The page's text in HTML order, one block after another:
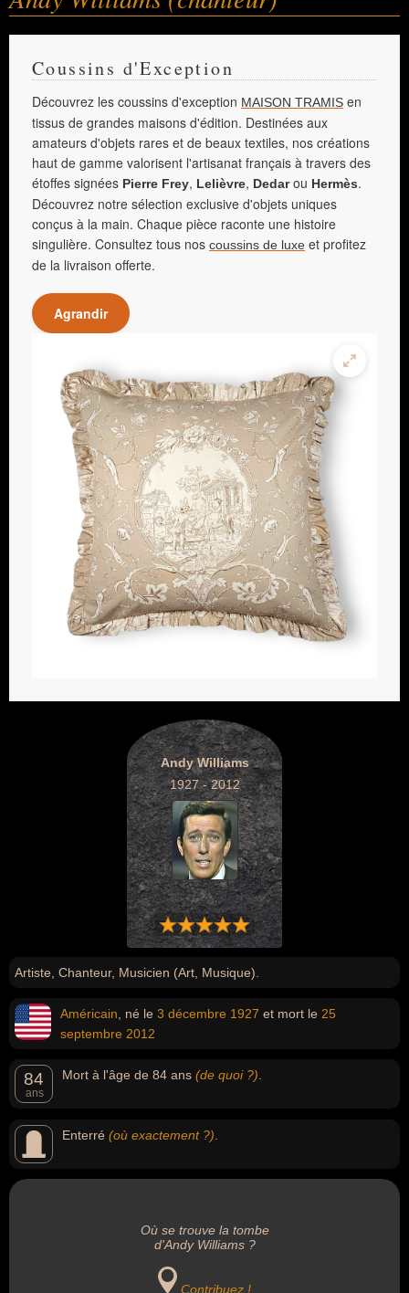
Coussins d'Exception
Découvrez les coussins d'exception MAISON TRAMIS en
tissus de grandes maisons d'édition. Destinées aux
amateurs d'objets rares et de beaux textiles, nos créations
haut de gamme valorisent l'artisanat français à travers des
étoffes signées Pierre Frey, Lelièvre, Dedarou Hermès.
Découvrez notre sélection exclusive d'objets uniques
conçus à la main. Chaque pièce raconte une histoire
singulière. Consultez tous nos coussins de luxe et profitez
de la livraison offerte.
Agrandir
Andy Williams
1927 - 2012
Artiste, Chanteur, Musicien (Art, Musique).
Américain , né le 3 décembre 1927 et mort le 25
septembre 2012
84
ans
Mort à l'âge de 84 ans (de quoi ?)
Enterré (où exactement ?)
Où se trouve la tombe
d'Andy Williams ?
Contribuez !